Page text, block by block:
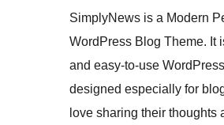
SimplyNews is a Modern
WordPress Blog Theme. It
and easy-to-use
designed especially for
love sharing their thoughts